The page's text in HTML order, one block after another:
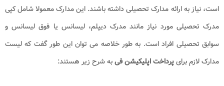
است، نیاز به ارائه مدارک تحصیلی داشته باشند. این مدارک معمولا شامل کپی
مدرک تحصیلی مورد نیاز مانند مدرک دیپلم، لیسانس یا فوق لیسانس و
سوابق تحصیلی افراد است. به طور خلاصه می توان این طور گفت که لیست
مدارک لازم برایپرداخت اپلیکیشن فیبه شرح زیر هستند: